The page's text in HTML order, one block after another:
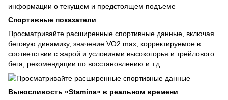
Спортивные показатели
Просматривайте расширенные спортивные данные, включая
беговую динамику, значение VO2 max, корректируемое в
соответствии с жарой и условиями высокогорья и трейлового
бега, рекомендации по восстановлению и т.д.
Выносливость «Stamina» в реальном времени